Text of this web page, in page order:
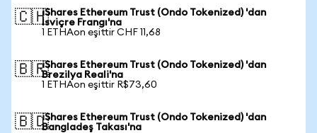
🇨🇭iShares Ethereum Trust (Ondo Tokenized) 'dan
İsviçre Frangı'na
1 ETHAon eşittir CHF 11,68
🇧🇷iShares Ethereum Trust (Ondo Tokenized) 'dan
Brezilya Reali'na
1 ETHAon eşittir R$73,60
🇧🇩iShares Ethereum Trust (Ondo Tokenized) 'dan
Bangladeş Takası'na